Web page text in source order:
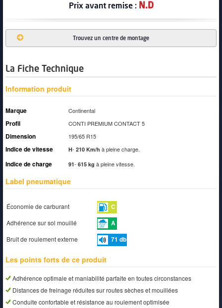
Prix avant remise : N.D
Trouvez un centre de montage
La Fiche Technique
Information produit
Marque Continental
Profil CONTI PREMIUM CONTACT 5
Dimension 195/65 R15
Indice de vitesse H- 210 Km/h à pleine charge.
Indice de charge 91- 615 kg à pleine vitesse.
Label pneumatique
Économie de carburant C
Adhérence sur sol mouillé A
Bruit de roulement externe 71 db
Les points forts de ce produit
Adhérence optimale et maniabilité parfaite en toutes circonstances
Distances de freinage réduites sur routes sèches et mouillées
Conduite confortable et résistance au roulement optimisée